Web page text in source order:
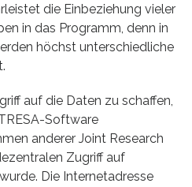
die Einbeziehung vieler
in das Programm, denn in
höchst unterschiedliche
auf die Daten zu schaffen,
Software
anderer Joint Research
Zugriff auf
Die Internetadresse